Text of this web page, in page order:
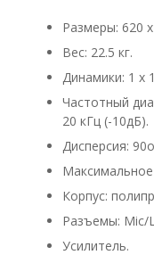
Размеры: 620
Вес: 22.5 кг.
Динамики: 1 х
Частотный
20 кГц (-10дБ).
Дисперсия:
Максимальное
Корпус:
Разъемы: Mic/
Усилитель.